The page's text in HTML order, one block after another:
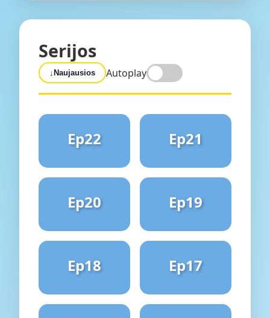
Serijos
↓ Naujausios Autoplay
Ep22 Ep21
Ep20 Ep19
Ep18 Ep17